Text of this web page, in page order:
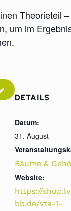
Theorieteil
um im
DETAILS
Datum:
31. August
Bäume &
Website:
https://
bb.de/vta-1-